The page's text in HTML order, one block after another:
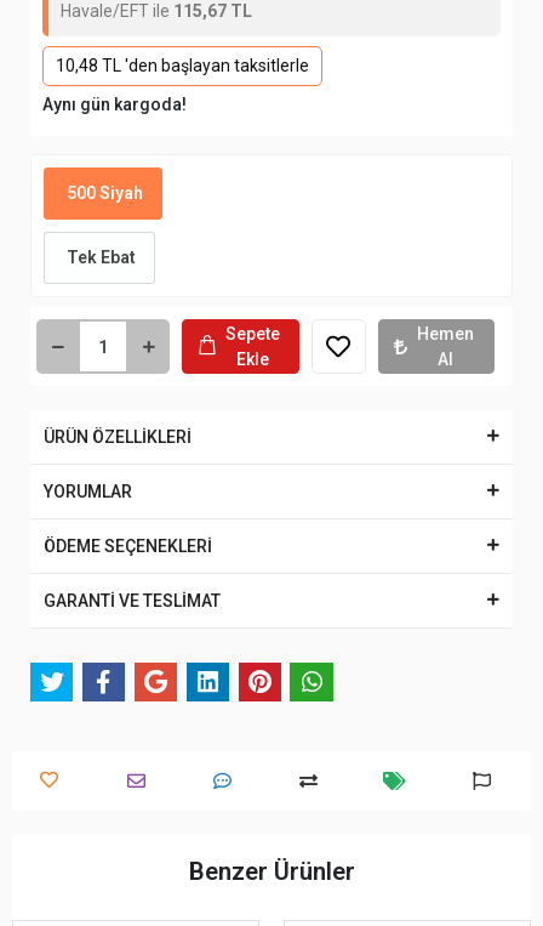
Havale/EFT ile 115,67 TL
10,48 TL 'den başlayan taksitlerle
Aynı gün kargoda!
500 Siyah
Tek Ebat
Sepete
Ekle
Hemen
Al
ÜRÜN ÖZELLİKLERİ
YORUMLAR
ÖDEME SEÇENEKLERİ
GARANTİ VE TESLİMAT
Benzer Ürünler